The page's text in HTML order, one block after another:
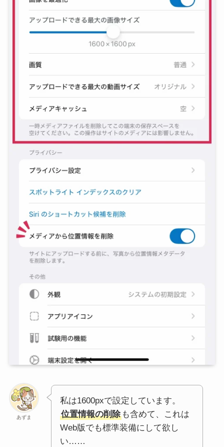
あずま
私は1600pxで設定しています。
位置情報の削除も含めて、これは
Web版でも標準装備にして欲し
い……